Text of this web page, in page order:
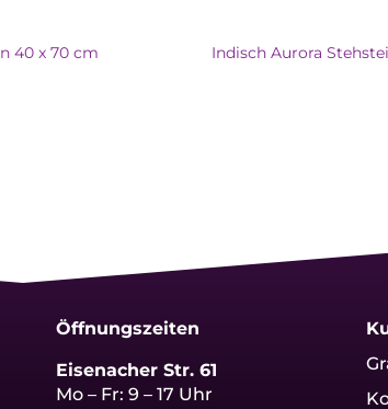
40 x 70 cm Indisch Aurora
Öffnungszeiten
Eisenacher Str. 61
Mo – Fr: 9 – 17 Uhr